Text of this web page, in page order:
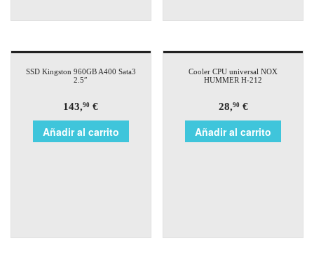
SSD Kingston 960GB A400 Sata3
2.5″
143,90 €
Añadir al carrito
Cooler CPU universal NOX
HUMMER H-212
28,90€
Añadir al carrito